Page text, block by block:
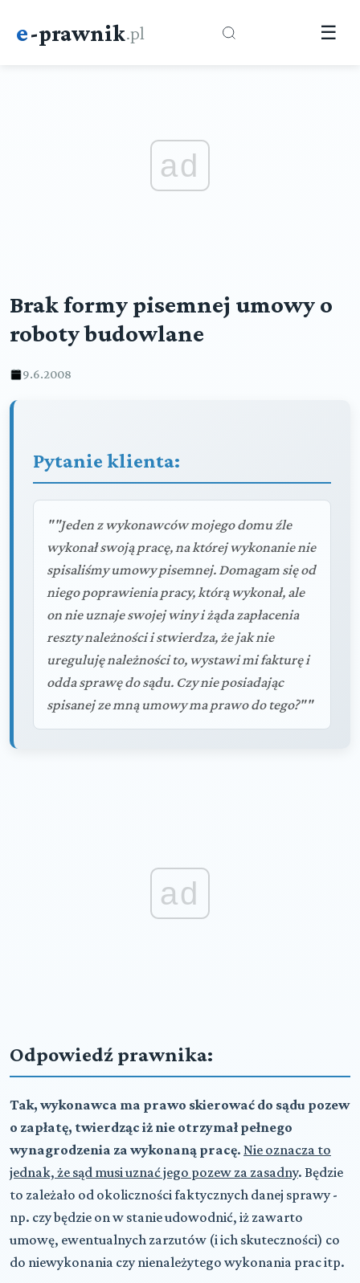
e-prawnik.pl ☰
ad
Brak formy pisemnej umowy o
roboty budowlane
9.6.2008
Pytanie klienta:
""Jeden z wykonawców mojego domu źle
wykonał swoją pracę, na której wykonanie nie
spisaliśmy umowy pisemnej. Domagam się od
niego poprawienia pracy, którą wykonał, ale
on nie uznaje swojej winy i żąda zapłacenia
reszty należności i stwierdza, że jak nie
ureguluję należności to, wystawi mi fakturę i
odda sprawę do sądu. Czy nie posiadając
spisanej ze mną umowy ma prawo do tego?""
ad
Odpowiedź prawnika:
Tak, wykonawca ma prawo skierować do sądu pozew
o zapłatę, twierdząc iż nie otrzymał pełnego
wynagrodzenia za wykonaną pracę. Nie oznacza to
jednak, że sąd musi uznać jego pozew za zasadny. Będzie
to zależało od okoliczności faktycznych danej sprawy -
np. czy będzie on w stanie udowodnić, iż zawarto
umowę, ewentualnych zarzutów (i ich skuteczności) co
do niewykonania czy nienależytego wykonania prac itp.